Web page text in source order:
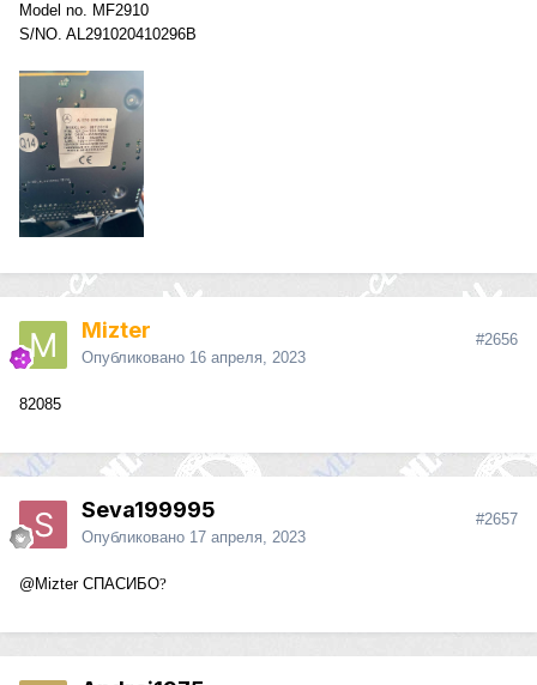
Model no. MF2910
S/NO. AL291020410296B
Mizter
Опубликовано 16 апреля, 2023
#2656
82085
Seva199995
Опубликовано 17 апреля, 2023
#2657
@MizterСПАСИБО?